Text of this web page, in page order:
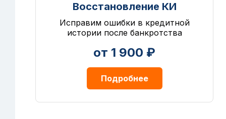
Восстановление КИ
Исправим ошибки в кредитной
истории после банкротства
от 1 900 ₽
Подробнее